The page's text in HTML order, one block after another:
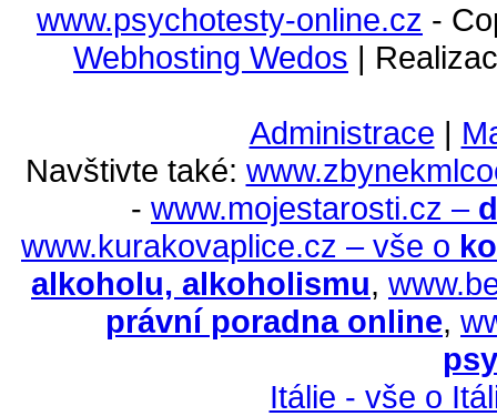
www.psychotesty-online.cz -
Webhosting Wedos |
Administrace |
Navštivte také:
- www.mojestarosti.cz –
www.kurakovaplice.cz – vše o
alkoholu, alkoholismu,
právní poradna online,
Itálie - vše o